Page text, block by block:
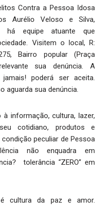
Contra a Pessoa Idosa
Aurélio Veloso e Silva,
há equipe atuante que
Visitem o local, R:
Bairro popular (Praça
sua denúncia. A
poderá ser aceita.
aguarda sua denúncia.
informação, cultura, lazer,
cotidiano, produtos e
peculiar de Pessoa
não enquadra em
tolerância “ZERO” em
é cultura da paz e amor.